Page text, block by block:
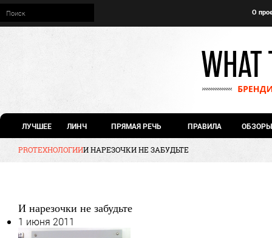
О
ЛУЧШЕЕ ЛИНЧ ПРЯМАЯ РЕЧЬ ПРАВИЛА ОБЗОРЫ
PROТЕХНОЛОГИИИ НАРЕЗОЧКИ НЕ ЗАБУДЬТЕ
И нарезочки не забудьте
1 июня 2011